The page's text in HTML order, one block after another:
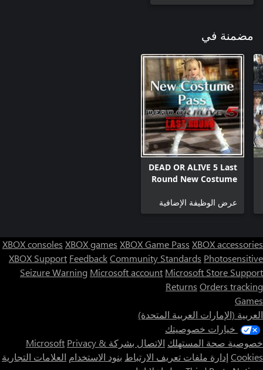
مضمنة في
DEAD OR ALIVE 5 Last
Round New Costume
عرض الوظيفة الإضافية
XBOX consoles XBOX games XBOX Game Pass XBOX accessories
XBOX Support FeedbackCommunity Standards Photosensitive
Seizure Warning Microsoft account Microsoft Store Support
Returns Orders tracking
Games
العربية (الإمارات العربية المتحدة)
خيارات خصوصيتك
خصوصية صحة المستهلك الاتصال بشركة Microsoft Privacy &
Cookies إدارة ملفات تعريف الارتباط بنود الاستخدام العلامات التجارية